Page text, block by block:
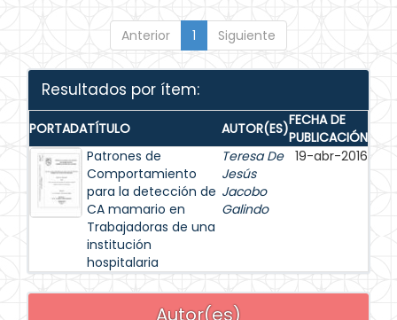
Anterior 1 Siguiente
Resultados por ítem:
PORTADATÍTULO AUTOR(ES)FECHA DE
PUBLICACIÓN
Patrones de
Comportamiento
para la detección de
CA mamario en
Trabajadoras de una
institución
hospitalaria
Teresa De
Jesús
Jacobo
Galindo
19-abr-2016
Autor(es)